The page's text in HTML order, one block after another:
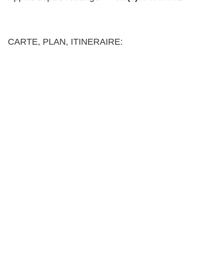
CARTE, PLAN, ITINERAIRE: